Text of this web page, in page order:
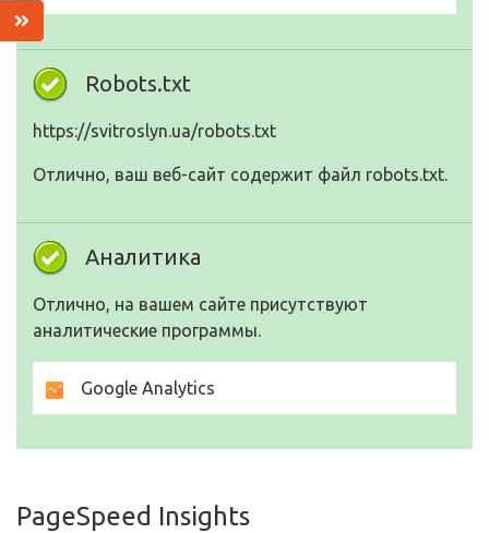
Robots.txt
https://svitroslyn.ua/robots.txt
Отлично, ваш веб-сайт содержит файл robots.txt.
Аналитика
Отлично, на вашем сайте присутствуют
аналитические программы.
Google Analytics
PageSpeed Insights